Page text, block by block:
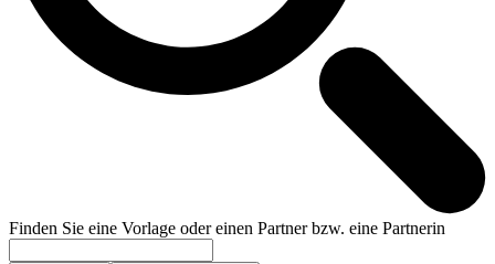
Finden Sie eine Vorlage oder einen Partner bzw. eine Partnerin